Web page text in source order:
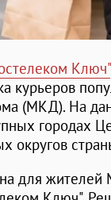
Ключ"
курьеров
(МКД). На
городах
округов
для